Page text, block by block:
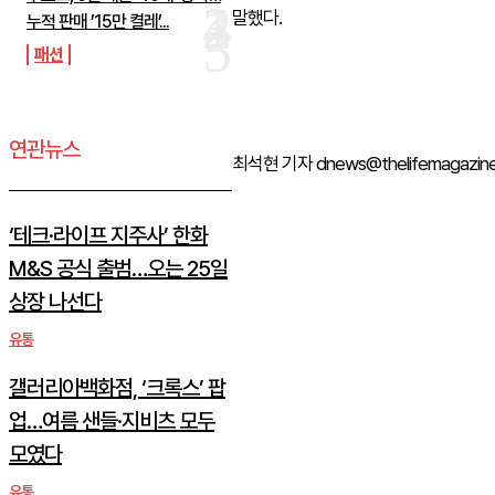
누적 판매 ’15만 켤레’...
패션
연관뉴스
‘테크·라이프 지주사’ 한화
M&S 공식 출범…오는 25일
상장 나선다
유통
갤러리아백화점, ‘크록스’ 팝
업…여름 샌들·지비츠 모두
모였다
말했다.
최석현 기자